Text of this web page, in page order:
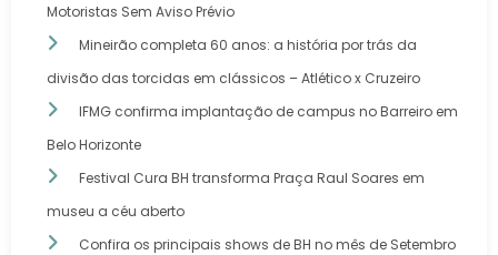
Motoristas Sem Aviso Prévio
Mineirão completa 60 anos: a história por trás da
divisão das torcidas em clássicos – Atlético x Cruzeiro
IFMG confirma implantação de campus no Barreiro em
Belo Horizonte
Festival Cura BH transforma Praça Raul Soares em
museu a céu aberto
Confira os principais shows de BH no mês de Setembro